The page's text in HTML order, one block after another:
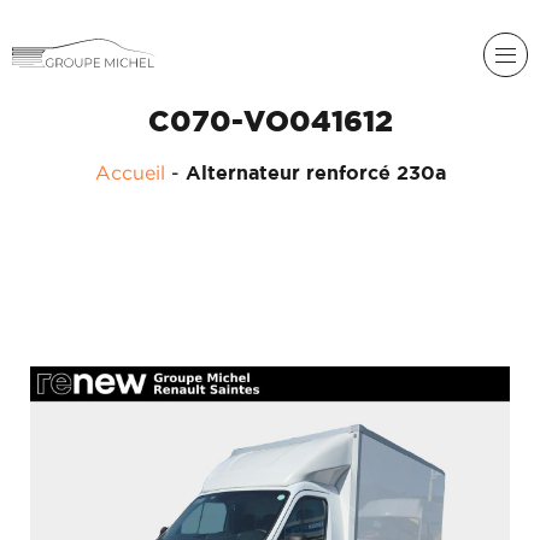
C070-VO041612
Accueil - Alternateur renforcé 230a